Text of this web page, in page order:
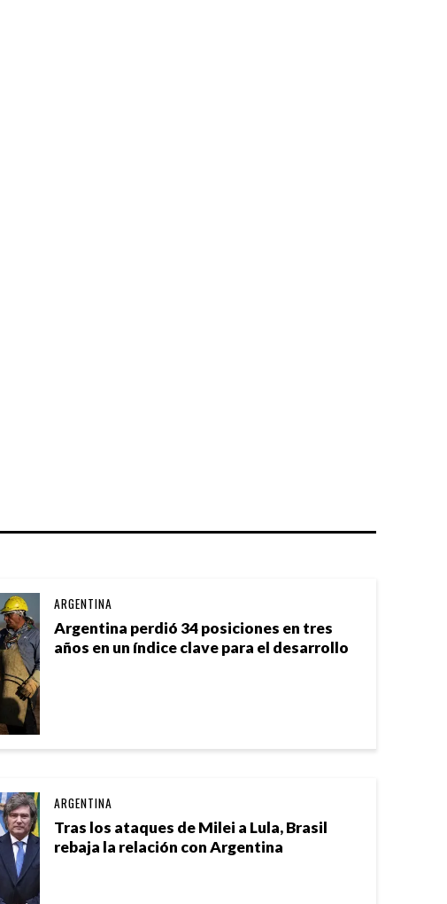
Argentina perdió 34 posiciones en tres
años en un índice clave para el desarrollo
ARGENTINA
Tras los ataques de Milei a Lula, Brasil
rebaja la relación con Argentina
ARGENTINA